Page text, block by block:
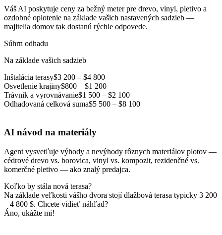
Váš AI poskytuje ceny za bežný meter pre drevo, vinyl, pletivo a
ozdobné oplotenie na základe vašich nastavených sadzieb —
majitelia domov tak dostanú rýchle odpovede.
Súhrn odhadu
Na základe vašich sadzieb
Inštalácia terasy$3 200 – $4 800
Osvetlenie krajiny$800 – $1 200
Trávnik a vyrovnávanie$1 500 – $2 100
Odhadovaná celková suma$5 500 – $8 100
AI návod na materiály
Agent vysvetľuje výhody a nevýhody rôznych materiálov plotov —
cédrové drevo vs. borovica, vinyl vs. kompozit, rezidenčné vs.
komerčné pletivo — ako znalý predajca.
Koľko by stála nová terasa?
Na základe veľkosti vášho dvora stojí dlažbová terasa typicky 3 200
– 4 800 $. Chcete vidieť náhľad?
Áno, ukážte mi!